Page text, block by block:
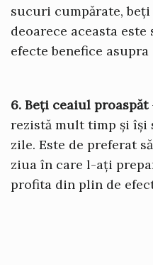
sucuri cumpărate,
deoarece aceasta
efecte benefice
6. Beți ceaiul proaspăt
rezistă mult timp și își
zile. Este de preferat
ziua în care l-ați
profita din plin de